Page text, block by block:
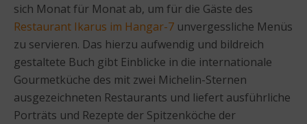
sich Monat für Monat ab, um für die Gäste des
Restaurant Ikarus im Hangar-7 unvergessliche Menüs
zu servieren. Das hierzu aufwendig und bildreich
gestaltete Buch gibt Einblicke in die internationale
Gourmetküche des mit zwei Michelin-Sternen
ausgezeichneten Restaurants und liefert ausführliche
Porträts und Rezepte der Spitzenköche der